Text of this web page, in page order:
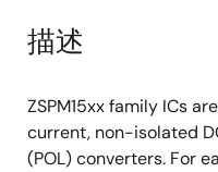
描述
ZSPM15xx family ICs
current, non-isolated
(POL) converters. For